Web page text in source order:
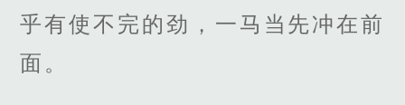
乎有使不完的劲，一马当先冲在前
面。